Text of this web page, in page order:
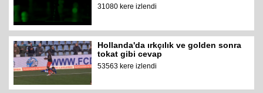
31080 kere izlendi
Hollanda'da ırkçılık ve golden sonra
tokat gibi cevap
53563 kere izlendi